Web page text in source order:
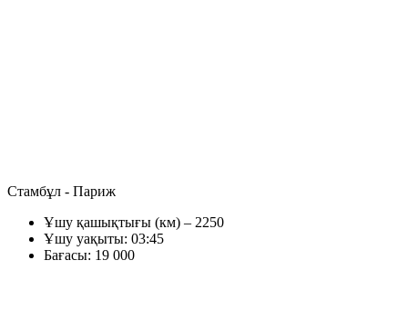
Стамбұл - Париж
Ұшу қашықтығы (км) – 2250
Ұшу уақыты: 03:45
Бағасы: 19 000